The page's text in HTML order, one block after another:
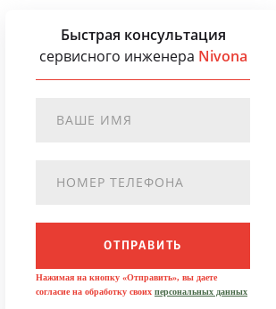
Быстрая консультация
сервисного инженера Nivona
ОТПРАВИТЬ
Нажимая на кнопку «Отправить», вы даете
согласие на обработку своих персональных данных